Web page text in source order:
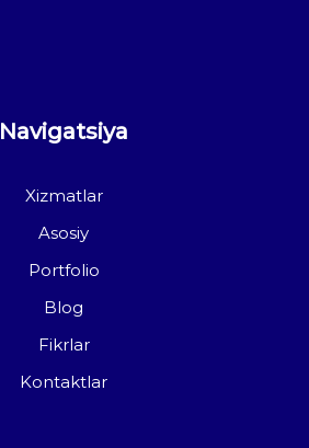
Navigatsiya
Xizmatlar
Asosiy
Portfolio
Blog
Fikrlar
Kontaktlar